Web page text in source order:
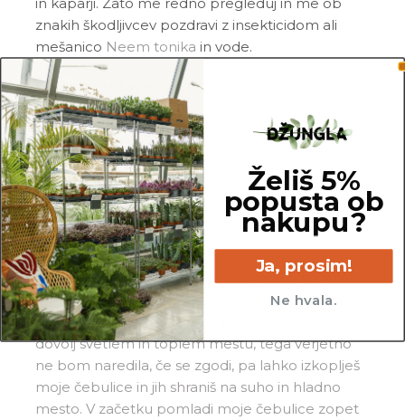
znakih škodljivcev pozdravi z insekticidom ali
mešanico Neem tonika in vode.
Pogoste težave
Povešeni listi:svoje liste običajno povesim,
kadar sem žejna. Če je moja zemlja hkrati mokra,
je zelo verjetno, da je prišlo do gnitja moje
čebulice in korenin kot posledica
prekomernega zalivanja. V tem primeru, prosim,
odstrani vse nagnite dele čebulice in korenin ter
me znova ukorenini.
Izguba vseh listov:Včasih pozimi odvržem
vse liste, ker se odpravljam v zimsko spanje in ne
želim izgubljati energije za liste. Če me imaš na
dovolj svetlem in toplem mestu, tega verjetno
ne bom naredila, če se zgodi, pa lahko izkoplješ
moje čebulice in jih shraniš na suho in hladno
mesto. V začetku pomladi moje čebulice zopet
Želiš 5%
popusta ob
nakupu?
Ja, prosim!
Ne hvala.